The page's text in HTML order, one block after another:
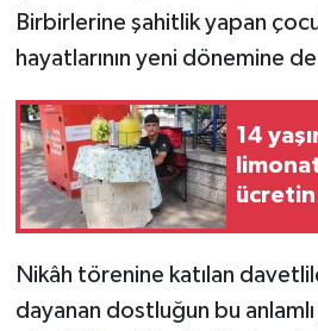
Birbirlerine şahitlik yapan
hayatlarının yeni dönemine
14
ücretin
Nikâh törenine katılan
dayanan dostluğun bu